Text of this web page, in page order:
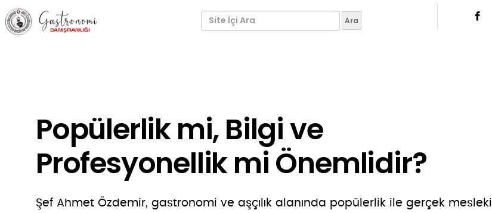
Popülerlik mi, Bilgi ve
Profesyonellik mi Önemlidir?
Şef Ahmet Özdemir, gastronomi ve aşçılık alanında popülerlik ile gerçek mesleki